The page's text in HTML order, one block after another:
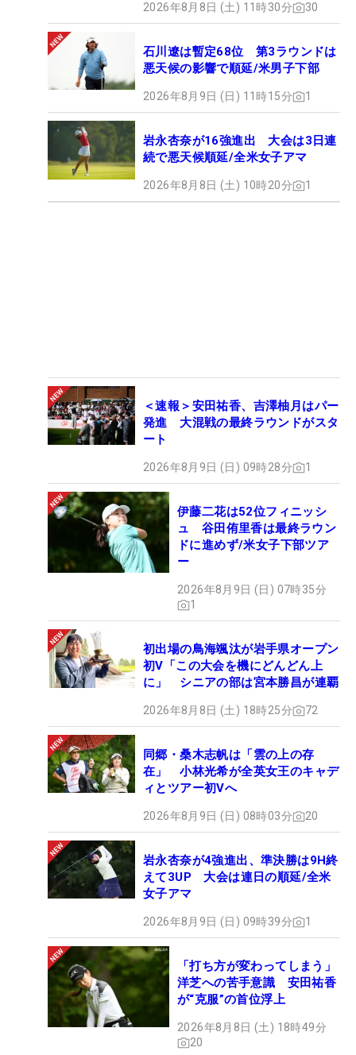
2026年8月8日 (土) 11時30分 30
石川遼は暫定68位 第3ラウンドは
悪天候の影響で順延/米男子下部
2026年8月9日 (日) 11時15分 1
岩永杏奈が16強進出 大会は3日連
続で悪天候順延/全米女子アマ
2026年8月8日 (土) 10時20分 1
＜速報＞安田祐香、吉澤柚月はパー
発進 大混戦の最終ラウンドがスタ
ート
2026年8月9日 (日) 09時28分 1
伊藤二花は52位フィニッシ
ュ 谷田侑里香は最終ラウン
ドに進めず/米女子下部ツア
ー
2026年8月9日 (日) 07時35分
1
初出場の鳥海颯汰が岩手県オープン
初V「この大会を機にどんどん上
に」 シニアの部は宮本勝昌が連覇
2026年8月8日 (土) 18時25分 72
同郷・桑木志帆は「雲の上の存
在」 小林光希が全英女王のキャデ
ィとツアー初Vへ
2026年8月9日 (日) 08時03分 20
岩永杏奈が4強進出、準決勝は9H終
えて3UP 大会は連日の順延/全米
女子アマ
2026年8月9日 (日) 09時39分 1
「打ち方が変わってしまう」
洋芝への苦手意識 安田祐香
が“克服”の首位浮上
2026年8月8日 (土) 18時49分
20